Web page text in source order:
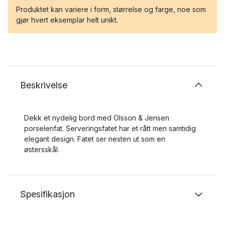
Produktet kan variere i form, størrelse og farge, noe som
gjør hvert eksemplar helt unikt.
Beskrivelse
Dekk et nydelig bord med Olsson & Jensen
porselenfat. Serveringsfatet har et rått men samtidig
elegant design. Fatet ser nesten ut som en
østersskål.
Spesifikasjon